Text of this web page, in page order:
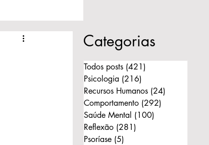
Categorias
Todos posts (421)
Psicologia (216)
Recursos Humanos (24)
Comportamento (292)
Saúde Mental (100)
Reflexão (281)
Psoríase (5)